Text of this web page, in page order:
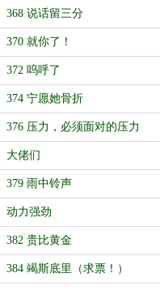
368 说话留三分
370 就你了！
372 呜呼了
374 宁愿她骨折
376 压力，必须面对的压力
大佬们
379 雨中铃声
动力强劲
382 贵比黄金
384 竭斯底里（求票！）